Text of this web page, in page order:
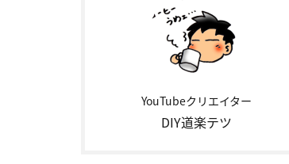
YouTubeクリエイター
DIY道楽テツ